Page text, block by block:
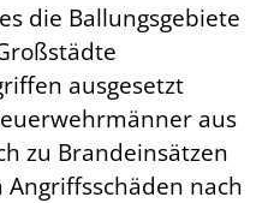
die Ballungsgebiete
ausgesetzt
aus
zu Brandeinsätzen
nach